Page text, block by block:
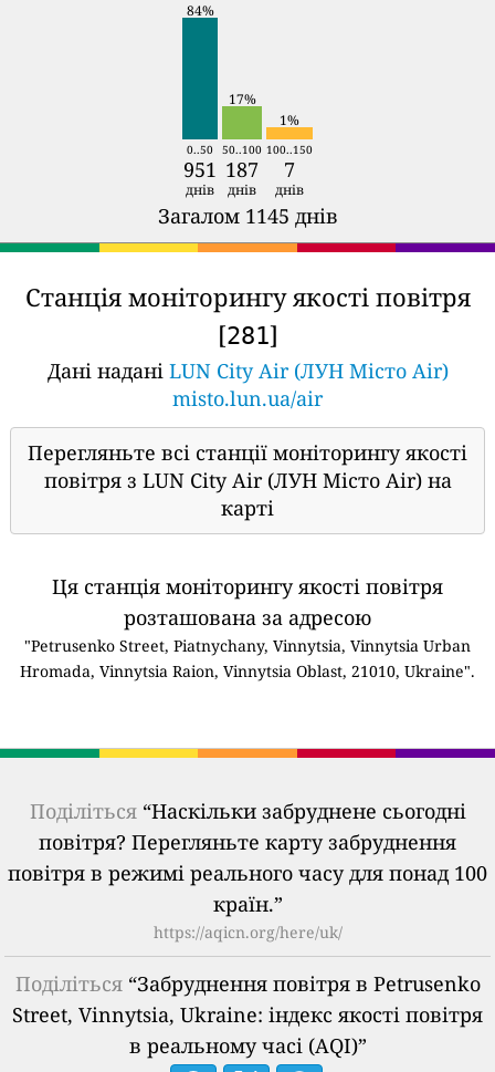
84%
17%
1%
0..50 50..100 100..150
951 187 7
днів днів днів
Загалом 1145 днів
Станція моніторингу якості повітря
[281]
Дані надані LUN City Air (ЛУН Місто Air)
misto.lun.ua/air
Перегляньте всі станції моніторингу якості
повітря з LUN City Air (ЛУН Місто Air) на
карті
Ця станція моніторингу якості повітря
розташована за адресою
"Petrusenko Street, Piatnychany, Vinnytsia, Vinnytsia Urban
Hromada, Vinnytsia Raion, Vinnytsia Oblast, 21010, Ukraine".
Поділіться“Наскільки забруднене сьогодні
повітря? Перегляньте карту забруднення
повітря в режимі реального часу для понад 100
країн.”
https://aqicn.org/here/uk/
Поділіться“Забруднення повітря в Petrusenko
Street, Vinnytsia, Ukraine: індекс якості повітря
в реальному часі (AQI)”